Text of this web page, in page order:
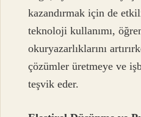
kazandırmak için de
teknoloji kullanımı,
okuryazarlıklarını
çözümler üretmeye ve
teşvik eder.